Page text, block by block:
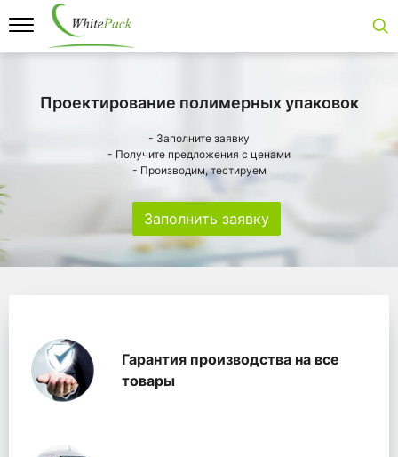
Проектирование полимерных упаковок
- Заполните заявку
- Получите предложения с ценами
- Производим, тестируем
Заполнить заявку
WhitePackГарантия производства на все
товары